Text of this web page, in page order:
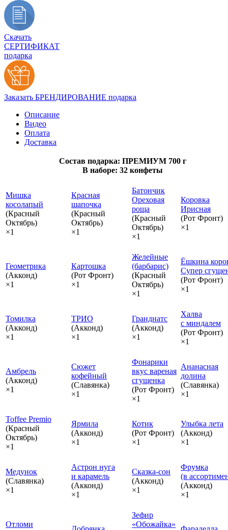
Скачать
СЕРТИФИКАТ
подарка
Заказать БРЕНДИРОВАНИЕ подарка
Описание
Видео
Оплата
Доставка
Состав подарка: ПРЕМИУМ 700 г
В наборе: 32 конфеты
Мишка
косолапый
(Красный
Октябрь)
×1
Красная
шапочка
(Красный
Октябрь)
×1
Батончик
Ореховая
роща
(Красный
Октябрь)
×1
Коровка
Ирисная
(Рот Фронт)
×1
Геометрика
(Акконд)
×1
Картошка
(Рот Фронт)
×1
Желейные
(барбарис)
(Красный
Октябрь)
×1
Ёшкина
Супер
(Рот Фронт)
×1
Томилка
(Акконд)
×1
ТРИО
(Акконд)
×1
Гранднатс
(Акконд)
×1
Халва
с миндалем
(Рот Фронт)
×1
Амбрель
(Акконд)
×1
Сюжет
кофейный
(Славянка)
×1
Фонарики
вкус вареная
сгущенка
(Рот Фронт)
×1
Ананасная
долина
(Славянка)
×1
Toffee Premio
(Красный
Октябрь)
×1
Ярмила
(Акконд)
×1
Котик
(Рот Фронт)
×1
Улыбка лета
(Акконд)
×1
Медунок
(Славянка)
×1
Астрон нуга
и карамель
(Акконд)
×1
Сказка‑сон
(Акконд)
×1
Фрумка
(в
(Акконд)
×1
Отломи
Зефир
«Обожайка»